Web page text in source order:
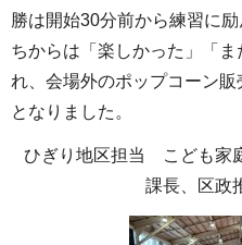
勝は開始30分前から練習に
ちからは「楽しかった」「
れ、会場外のポップコーン
となりました。
ひぎり地区担当 こども家
課長、区政